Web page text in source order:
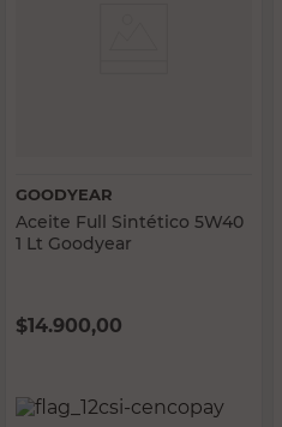
GOODYEAR
Aceite Full Sintético 5W40
1 Lt Goodyear
$14.900,00